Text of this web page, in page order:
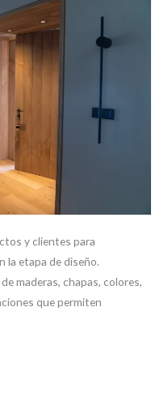
y clientes para
la etapa de diseño.
maderas, chapas, colores,
que permiten